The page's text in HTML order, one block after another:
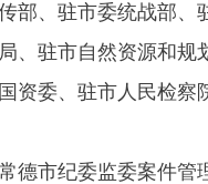
、驻市委统战部、
、驻市自然资源和规
资委、驻市人民检察
德市纪委监委案件管